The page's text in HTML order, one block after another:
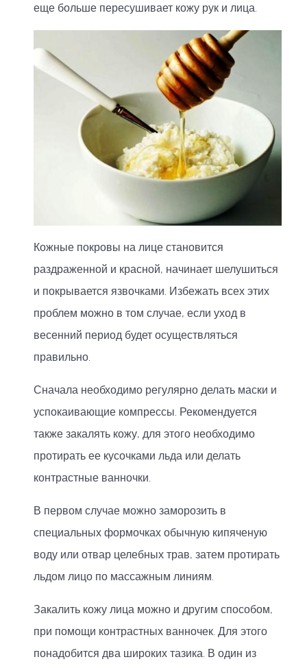
еще больше пересушивает кожу рук и лица.
Кожные покровы на лице становится
раздраженной и красной, начинает шелушиться
и покрывается язвочками. Избежать всех этих
проблем можно в том случае, если уход в
весенний период будет осуществляться
правильно.
Сначала необходимо регулярно делать маски и
успокаивающие компрессы. Рекомендуется
также закалять кожу, для этого необходимо
протирать ее кусочками льда или делать
контрастные ванночки.
В первом случае можно заморозить в
специальных формочках обычную кипяченую
воду или отвар целебных трав, затем протирать
льдом лицо по массажным линиям.
Закалить кожу лица можно и другим способом,
при помощи контрастных ванночек. Для этого
понадобится два широких тазика. В один из